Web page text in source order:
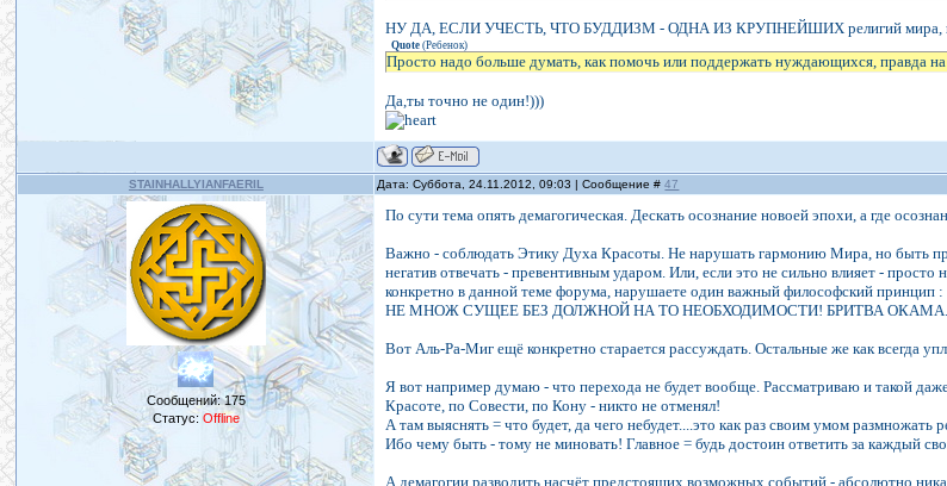
НУ ДА, ЕСЛИ УЧЕСТЬ, ЧТО БУДДИЗМ - ОДНА ИЗ КРУПНЕЙШИХ религий мира,
Quote (Ребенок)
Просто надо больше думать, как помочь или поддержать нуждающихся, правда на
Да,ты точно не один!)))
STAINHALLYIANFAERIL Дата: Суббота, 24.11.2012, 09:03 | Сообщение #47
Сообщений:175
Статус: Offline
По сути тема опять демагогическая. Дескать осознание новоей эпохи, а где
Важно - соблюдать Этику Духа Красоты. Не нарушать гармонию Мира, но быть
негатив отвечать - превентивным ударом. Или, если это не сильно влияет -
конкретно в данной теме форума, нарушаете один важный философский принцип :
НЕ МНОЖ СУЩЕЕ БЕЗ ДОЛЖНОЙ НА ТО НЕОБХОДИМОСТИ! БРИТВА ОКАМА.
Вот Аль-Ра-Миг ещё конкретно старается рассуждать. Остальные же как всегда
Я вот например думаю - что перехода не будет вообще. Рассматриваю и такой
Красоте, по Совести, по Кону - никто не отменял!
А там выяснять = что будет, да чего небудет....это как раз своим умом
Ибо чему быть - тому не миновать! Главное = будь достоин ответить за
А демагогии разводить насчёт предстоящих возможных событий - абсолютно